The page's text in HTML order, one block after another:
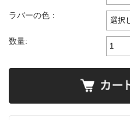
ラバーの色：
数量: